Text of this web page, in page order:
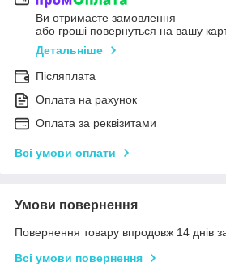
Ви отримаєте замовлення
або гроші повернуться на вашу
Детальніше
Післяплата
Оплата на рахунок
Оплата за реквізитами
Всі умови оплати
Умови повернення
Повернення товару впродовж 14 днів
Всі умови повернення